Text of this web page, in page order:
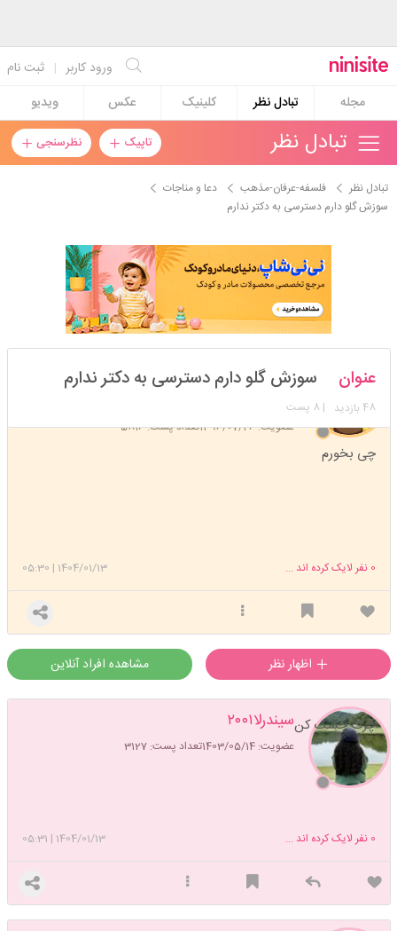
ثبت نام | ورود کاربر
مجله
تبادل نظر کلینیک عکس ویدیو
تاپیک نظرسنجی تبادل نظر
تبادل نظر فلسفه-عرفان-مذهب
دعا و مناجات
سوزش گلو دارم دسترسی به دکتر ندارم
havejpokhte12
عضویت: 1396/07/26 تعداد پست: 5816
عنوان سوزش گلو دارم دسترسی به دکتر ندارم
48 بازدید | 8 پست
چی بخورم
1404/01/13
|
05:30 0 نفر لایک کرده اند ...
مشاهده افراد آنلاین
سیندرلا۲۰۰۱
عضویت: 1403/05/14 تعداد پست: 3127
چرک خشک کن
1404/01/13
|
05:31 0 نفر لایک کرده اند ...